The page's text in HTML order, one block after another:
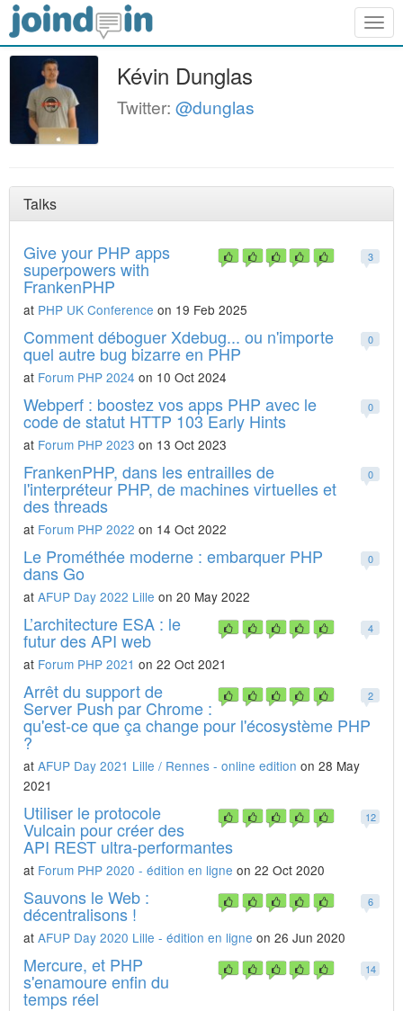
Kévin Dunglas
Twitter: @dunglas
Talks
3
Give your PHP apps
superpowers with
FrankenPHP
at PHP UK Conference on 19 Feb 2025
0
Comment déboguer Xdebug... ou n'importe
quel autre bug bizarre en PHP
at Forum PHP 2024 on 10 Oct 2024
0
Webperf : boostez vos apps PHP avec le
code de statut HTTP 103 Early Hints
at Forum PHP 2023 on 13 Oct 2023
0
FrankenPHP, dans les entrailles de
l'interpréteur PHP, de machines virtuelles et
des threads
at Forum PHP 2022 on 14 Oct 2022
0
Le Prométhée moderne : embarquer PHP
dans Go
at AFUP Day 2022 Lille on 20 May 2022
4
L’architecture ESA : le
futur des API web
at Forum PHP 2021 on 22 Oct 2021
2
Arrêt du support de
Server Push par Chrome :
qu'est-ce que ça change pour l'écosystème PHP
?
at AFUP Day 2021 Lille / Rennes - online edition on 28 May
2021
12
Utiliser le protocole
Vulcain pour créer des
API REST ultra-performantes
at Forum PHP 2020 - édition en ligne on 22 Oct 2020
6
Sauvons le Web :
décentralisons !
at AFUP Day 2020 Lille - édition en ligne on 26 Jun 2020
14
Mercure, et PHP
s'enamoure enfin du
temps réel